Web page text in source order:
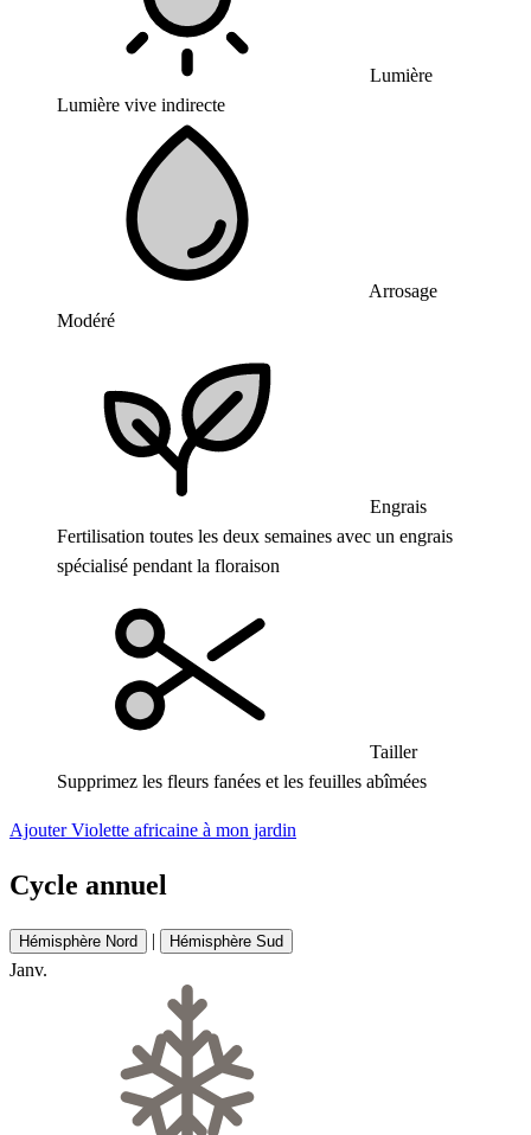
Lumière
Lumière vive indirecte
Arrosage
Modéré
Engrais
Fertilisation toutes les deux semaines avec un engrais
spécialisé pendant la floraison
Tailler
Supprimez les fleurs fanées et les feuilles abîmées
Ajouter Violette africaine à mon jardin
Cycle annuel
Hémisphère Nord | Hémisphère Sud
Janv.